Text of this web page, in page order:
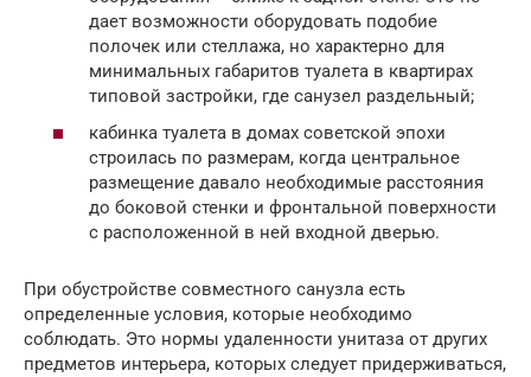
дает возможности оборудовать подобие
полочек или стеллажа, но характерно для
минимальных габаритов туалета в квартирах
типовой застройки, где санузел раздельный;
кабинка туалета в домах советской эпохи
строилась по размерам, когда центральное
размещение давало необходимые расстояния
до боковой стенки и фронтальной поверхности
с расположенной в ней входной дверью.
При обустройстве совместного санузла есть
определенные условия, которые необходимо
соблюдать. Это нормы удаленности унитаза от других
предметов интерьера, которых следует придерживаться,